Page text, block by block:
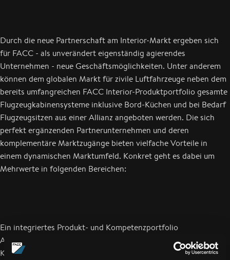
Durch die neue Partnerschaft am Interior-Markt ergeben sich
für FACC - als unverändert eigenständig agierendes
Unternehmen - neue Geschäftsmöglichkeiten. Unter anderem
können dem globalen Markt für zivile Luftfahrzeuge neben dem
bereits umfangreichen FACC Interior-Produktportfolio gesamte
Flugzeugkabinensysteme inklusive Bord-Küchen und bei Bedarf
Flugzeugsitzen aus einer Allianz angeboten werden. Die sich
perfekt ergänzenden Partnerunternehmen und deren
komplementäre Marktzugänge bieten vielfache Vorteile in
einem dynamischen Marktumfeld. Konkret geht es dabei um
Mehrwerte in folgenden Bereichen:
Ein integriertes Produkt- und Kompetenzportfolio
Ausbau von bestehenden Geschäftsbeziehungen innerhalb des
Kundennetzwerks